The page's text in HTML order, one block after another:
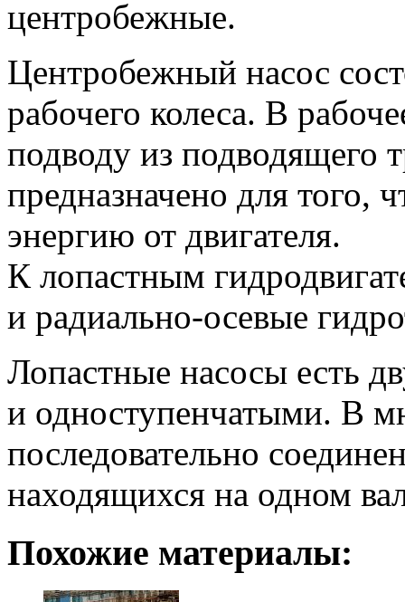
центробежные.
Центробежный насос
рабочего колеса. В
подводу из подводящего
предназначено для того,
энергию от двигателя.
К лопастным
и радиально-осевые
Лопастные насосы есть
и одноступенчатыми. В
последовательно
находящихся на одном
Похожие материалы: